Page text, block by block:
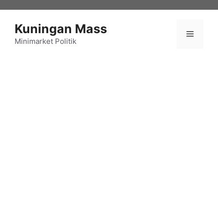
Kuningan Mass
Minimarket Politik
Menu